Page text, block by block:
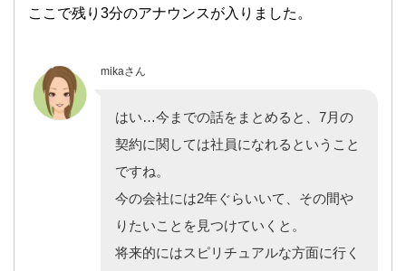
ここで残り3分のアナウンスが入りました。
mikaさん
はい…今までの話をまとめると、7月の
契約に関しては社員になれるということ
ですね。
今の会社には2年ぐらいいて、その間や
りたいことを見つけていくと。
将来的にはスピリチュアルな方面に行く